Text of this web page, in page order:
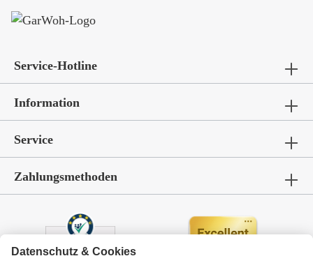
Service-Hotline
Information
Service
Zahlungsmethoden